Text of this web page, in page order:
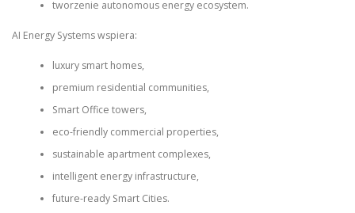
tworzenie autonomous energy ecosystem.
AI Energy Systems wspiera:
luxury smart homes,
premium residential communities,
Smart Office towers,
eco-friendly commercial properties,
sustainable apartment complexes,
intelligent energy infrastructure,
future-ready Smart Cities.